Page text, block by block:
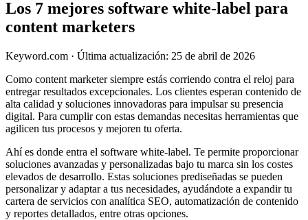
Los 7 mejores software white-label para
content marketers
Keyword.com · Última actualización: 25 de abril de 2026
Como content marketer siempre estás corriendo contra el reloj para
entregar resultados excepcionales. Los clientes esperan contenido de
alta calidad y soluciones innovadoras para impulsar su presencia
digital. Para cumplir con estas demandas necesitas herramientas que
agilicen tus procesos y mejoren tu oferta.
Ahí es donde entra el software white-label. Te permite proporcionar
soluciones avanzadas y personalizadas bajo tu marca sin los costes
elevados de desarrollo. Estas soluciones prediseñadas se pueden
personalizar y adaptar a tus necesidades, ayudándote a expandir tu
cartera de servicios con analítica SEO, automatización de contenido
y reportes detallados, entre otras opciones.